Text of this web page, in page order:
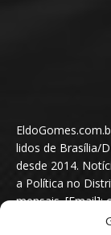
lidos de Brasília/
desde 2014.
a Política no
mensais. [Email]: